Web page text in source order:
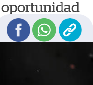
oportunidad